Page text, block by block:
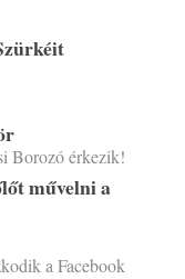
Borozó érkezik!
művelni a
a Facebook